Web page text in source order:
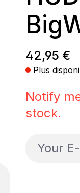
Prix
42,95 €
Plus
Notify
stock.
Your E-